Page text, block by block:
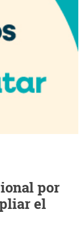
por
el